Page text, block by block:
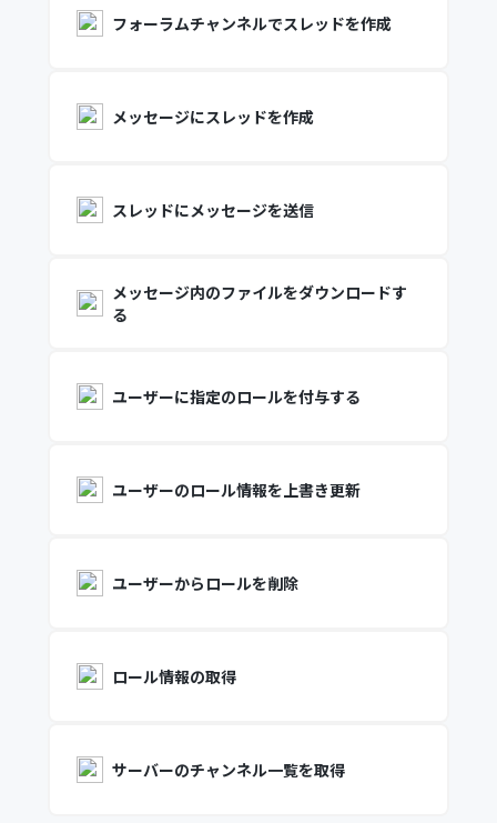
フォーラムチャンネルでスレッドを作成
メッセージにスレッドを作成
スレッドにメッセージを送信
メッセージ内のファイルをダウンロードす
る
ユーザーに指定のロールを付与する
ユーザーのロール情報を上書き更新
ユーザーからロールを削除
ロール情報の取得
サーバーのチャンネル一覧を取得